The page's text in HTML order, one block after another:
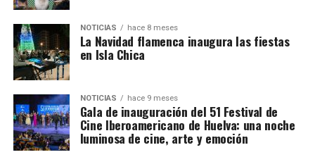
NOTICIAS hace 8 meses
La Navidad flamenca inaugura las fiestas
en Isla Chica
NOTICIAS hace 9 meses
Gala de inauguración del 51 Festival de
Cine Iberoamericano de Huelva: una noche
luminosa de cine, arte y emoción